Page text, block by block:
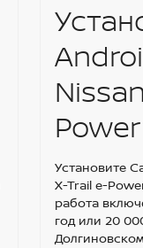
Power
Установите
X-Trail e-
работа
год или 20